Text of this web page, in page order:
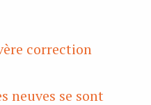
correction
neuves se sont